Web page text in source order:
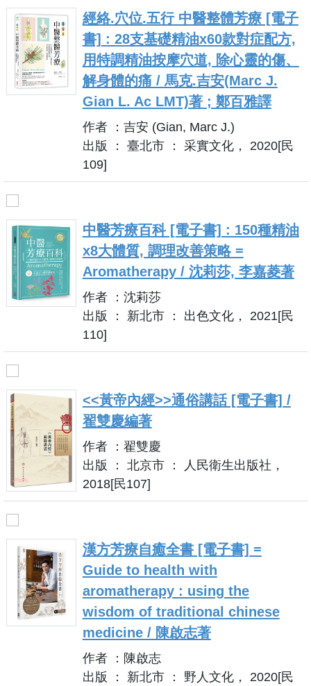
經絡.穴位.五行 中醫整體芳療 [電子
書] : 28支基礎精油x60款對症配方,
用特調精油按摩穴道, 除心靈的傷、
解身體的痛 / 馬克.吉安(Marc J.
Gian L. Ac LMT)著 ; 鄭百雅譯
作者 ：吉安 (Gian, Marc J.)
出版 ： 臺北市 ： 采實文化， 2020[民
109]
中醫芳療百科 [電子書] : 150種精油
x8大體質, 調理改善策略 =
Aromatherapy / 沈莉莎, 李嘉菱著
作者 ：沈莉莎
出版 ： 新北市 ： 出色文化， 2021[民
110]
<<黃帝內經>>通俗講話 [電子書] /
翟雙慶編著
作者 ：翟雙慶
出版 ： 北京市 ： 人民衛生出版社，
2018[民107]
漢方芳療自癒全書 [電子書] =
Guide to health with
aromatherapy : using the
wisdom of traditional chinese
medicine / 陳啟志著
作者 ：陳啟志
出版 ： 新北市 ： 野人文化， 2020[民